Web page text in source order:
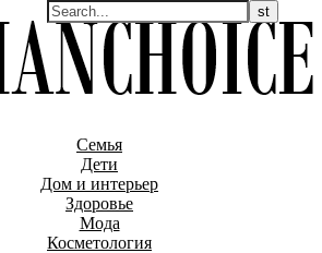
Семья
Дети
Дом и интерьер
Здоровье
Мода
Косметология